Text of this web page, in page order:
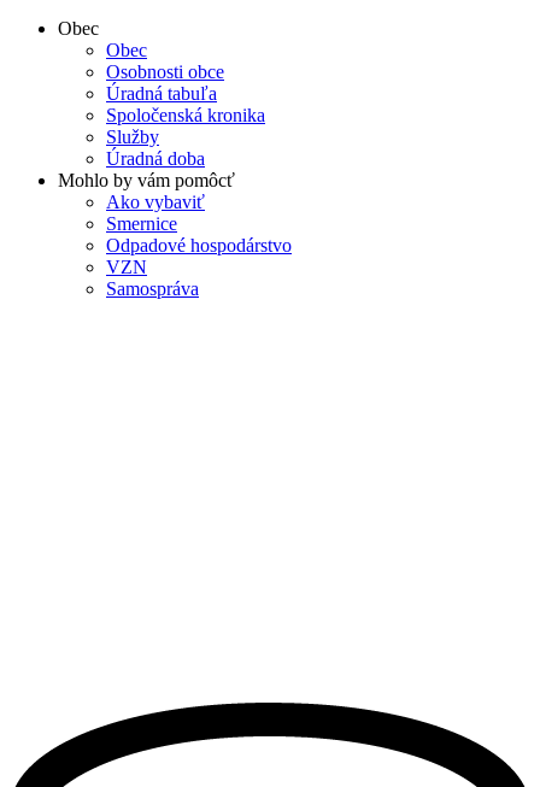
Obec
Obec
Osobnosti obce
Úradná tabuľa
Spoločenská kronika
Služby
Úradná doba
Mohlo by vám pomôcť
Ako vybaviť
Smernice
Odpadové hospodárstvo
VZN
Samospráva